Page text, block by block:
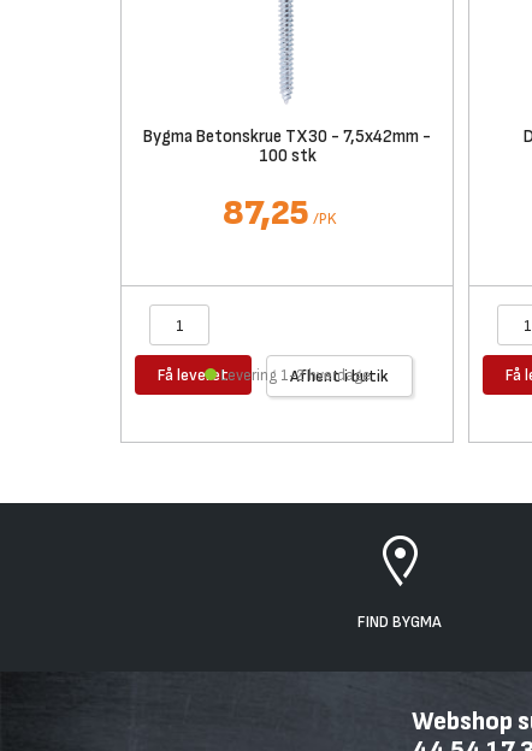
Bygma Betonskrue TX30 - 7,5x42mm -
100 stk
87,25 /PK
Få leveret Afhent i butik
Levering 1-2 hverdage Få
FIND BYGMA
Webshop